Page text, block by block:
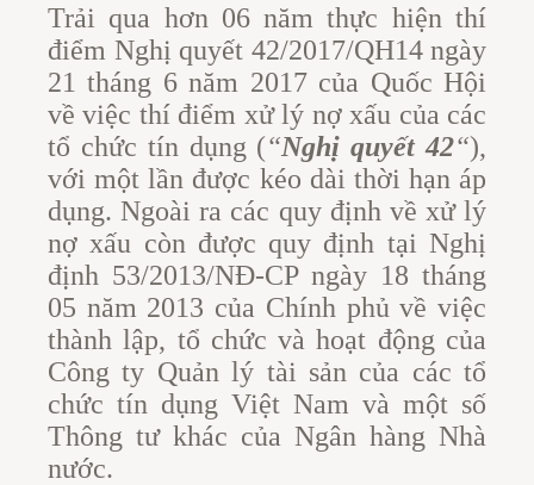
Trải qua hơn 06 năm thực hiện thí
điểm Nghị quyết 42/2017/QH14 ngày
21 tháng 6 năm 2017 của Quốc Hội
về việc thí điểm xử lý nợ xấu của các
tổ chức tín dụng (“Nghị quyết 42“),
với một lần được kéo dài thời hạn áp
dụng. Ngoài ra các quy định về xử lý
nợ xấu còn được quy định tại Nghị
định 53/2013/NĐ-CP ngày 18 tháng
05 năm 2013 của Chính phủ về việc
thành lập, tổ chức và hoạt động của
Công ty Quản lý tài sản của các tổ
chức tín dụng Việt Nam và một số
Thông tư khác của Ngân hàng Nhà
nước.